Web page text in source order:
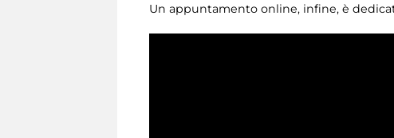
Un appuntamento online, infine, è